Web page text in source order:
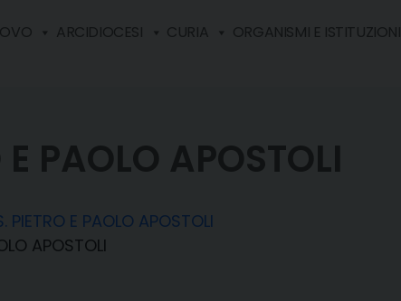
ARCIDIOCESI CURIA ORGANISMI E ISTITUZIONI
PAOLO APOSTOLI
PIETRO E PAOLO APOSTOLI
APOSTOLI